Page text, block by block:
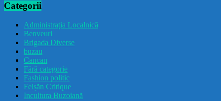
Categorii
Administrația Localnică
Benveuri
Brigada Diverse
buzau
Cancan
Fără categorie
Fashion politic
Feișăn Critique
Incultura Buzoiană